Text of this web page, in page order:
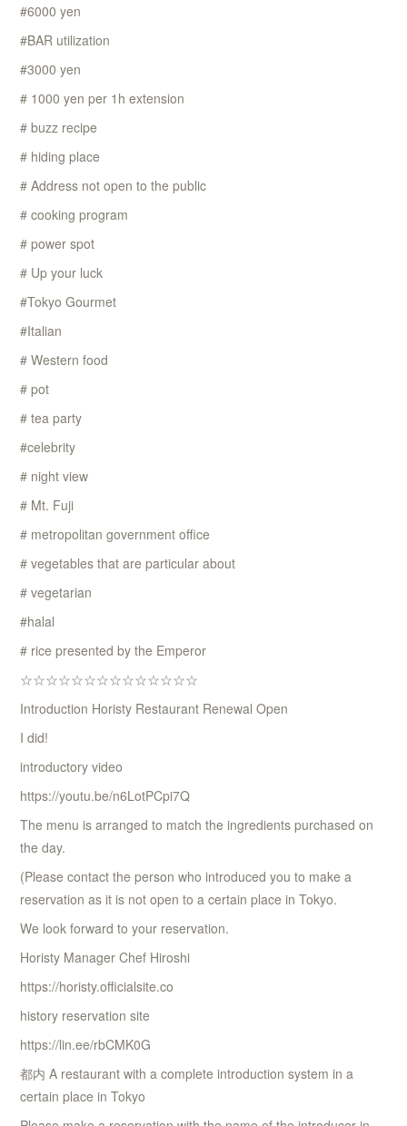
#6000 yen
#BAR utilization
#3000 yen
# 1000 yen per 1h extension
# buzz recipe
# hiding place
# Address not open to the public
# cooking program
# power spot
# Up your luck
#Tokyo Gourmet
#Italian
# Western food
# pot
# tea party
#celebrity
# night view
# Mt. Fuji
# metropolitan government office
# vegetables that are particular about
# vegetarian
#halal
# rice presented by the Emperor
☆☆☆☆☆☆☆☆☆☆☆☆☆☆
Introduction Horisty Restaurant Renewal Open
I did!
introductory video
https://youtu.be/n6LotPCpi7Q
The menu is arranged to match the ingredients purchased on
the day.
(Please contact the person who introduced you to make a
reservation as it is not open to a certain place in Tokyo.
We look forward to your reservation.
Horisty Manager Chef Hiroshi
https://horisty.officialsite.co
history reservation site
https://lin.ee/rbCMK0G
都内 A restaurant with a complete introduction system in a
certain place in Tokyo